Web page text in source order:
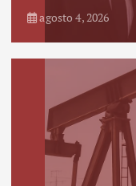
agosto 4, 2026